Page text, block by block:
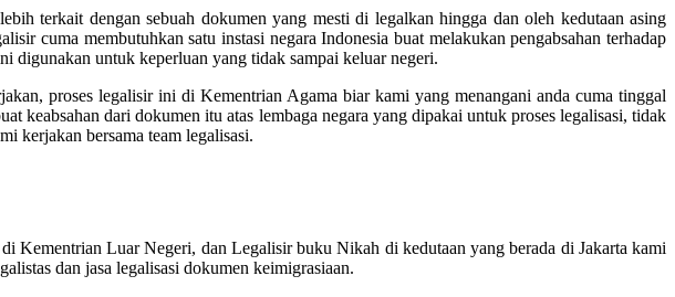
terkait dengan sebuah dokumen yang mesti di legalkan hingga dan oleh kedutaan asing
cuma membutuhkan satu instasi negara Indonesia buat melakukan pengabsahan terhadap
digunakan untuk keperluan yang tidak sampai keluar negeri.
proses legalisir ini di Kementrian Agama biar kami yang menangani anda cuma tinggal
keabsahan dari dokumen itu atas lembaga negara yang dipakai untuk proses legalisasi, tidak
kerjakan bersama team legalisasi.
Luar Negeri, dan Legalisir buku Nikah di kedutaan yang berada di Jakarta kami
dan jasa legalisasi dokumen keimigrasiaan.